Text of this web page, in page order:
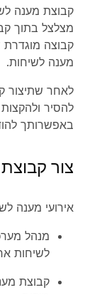
קבוצת מענה
מצלצל בתוך
קבוצה
מענה לשיחות.
לאחר שתיצור
להסיר
באפשרותך
צור
אירועי מענה
מנהל
לשיחות
קבוצת